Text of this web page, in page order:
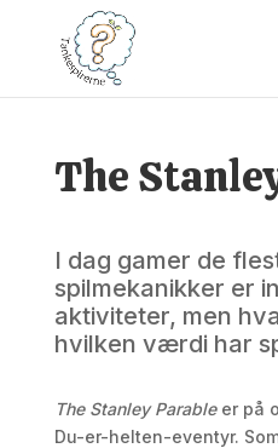
The
I dag gamer de
spilmekanikker er
aktiviteter, men
hvilken værdi har
The Stanley Parableer på
Du-er-helten-eventyr.